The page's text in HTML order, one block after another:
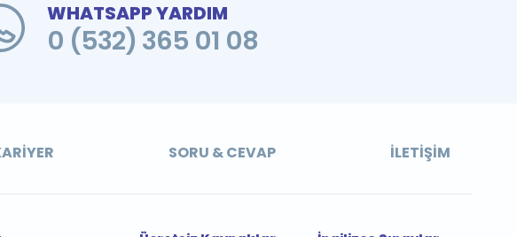
WHATSAPP YARDIM
0 (532) 365 01 08
SORU & CEVAP İLETIŞIM